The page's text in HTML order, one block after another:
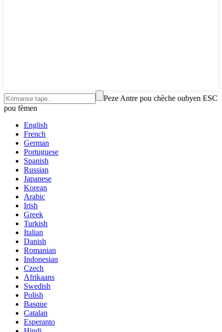
Peze Antre pou chèche oubyen ESC
pou fèmen
English
French
German
Portuguese
Spanish
Russian
Japanese
Korean
Arabic
Irish
Greek
Turkish
Italian
Danish
Romanian
Indonesian
Czech
Afrikaans
Swedish
Polish
Basque
Catalan
Esperanto